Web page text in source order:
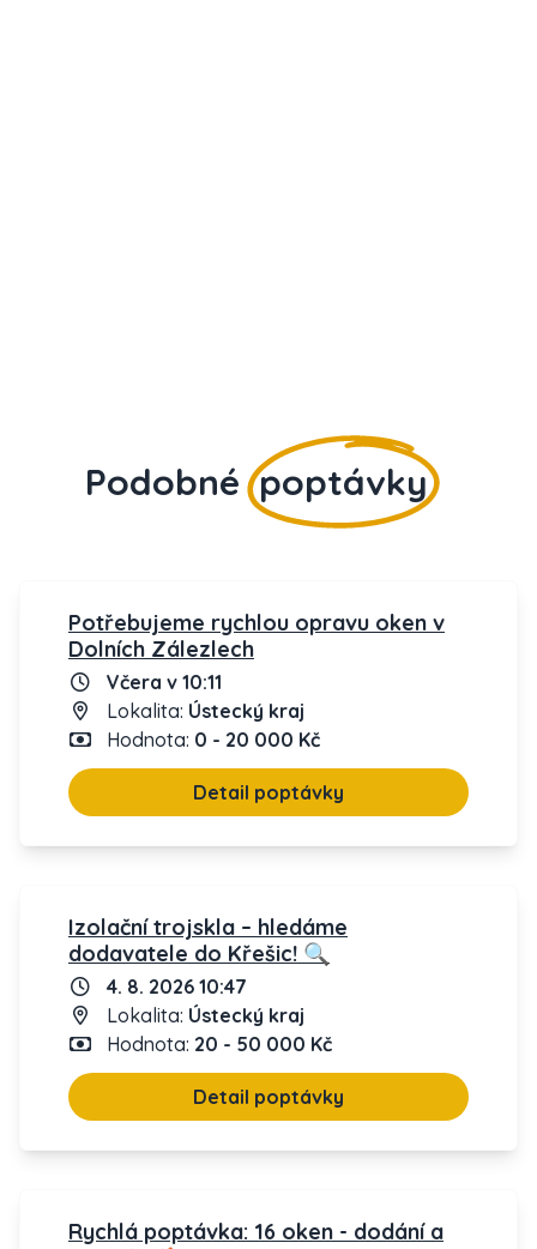
Podobné poptávky
Potřebujeme rychlou opravu oken v
Dolních Zálezlech
Včera v 10:11
Lokalita: Ústecký kraj
Hodnota: 0 - 20 000 Kč
Detail poptávky
Izolační trojskla – hledáme
dodavatele do Křešic! 🔍
4. 8. 2026 10:47
Lokalita: Ústecký kraj
Hodnota: 20 - 50 000 Kč
Detail poptávky
Rychlá poptávka: 16 oken - dodání a